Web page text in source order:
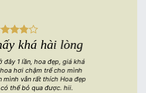
khá hài lòng
đây 1 lần, hoa đẹp, giá khá
hơi chậm trể cho mình
mình vẫn rất thích Hoa đẹp
thể bỏ qua được. hii.